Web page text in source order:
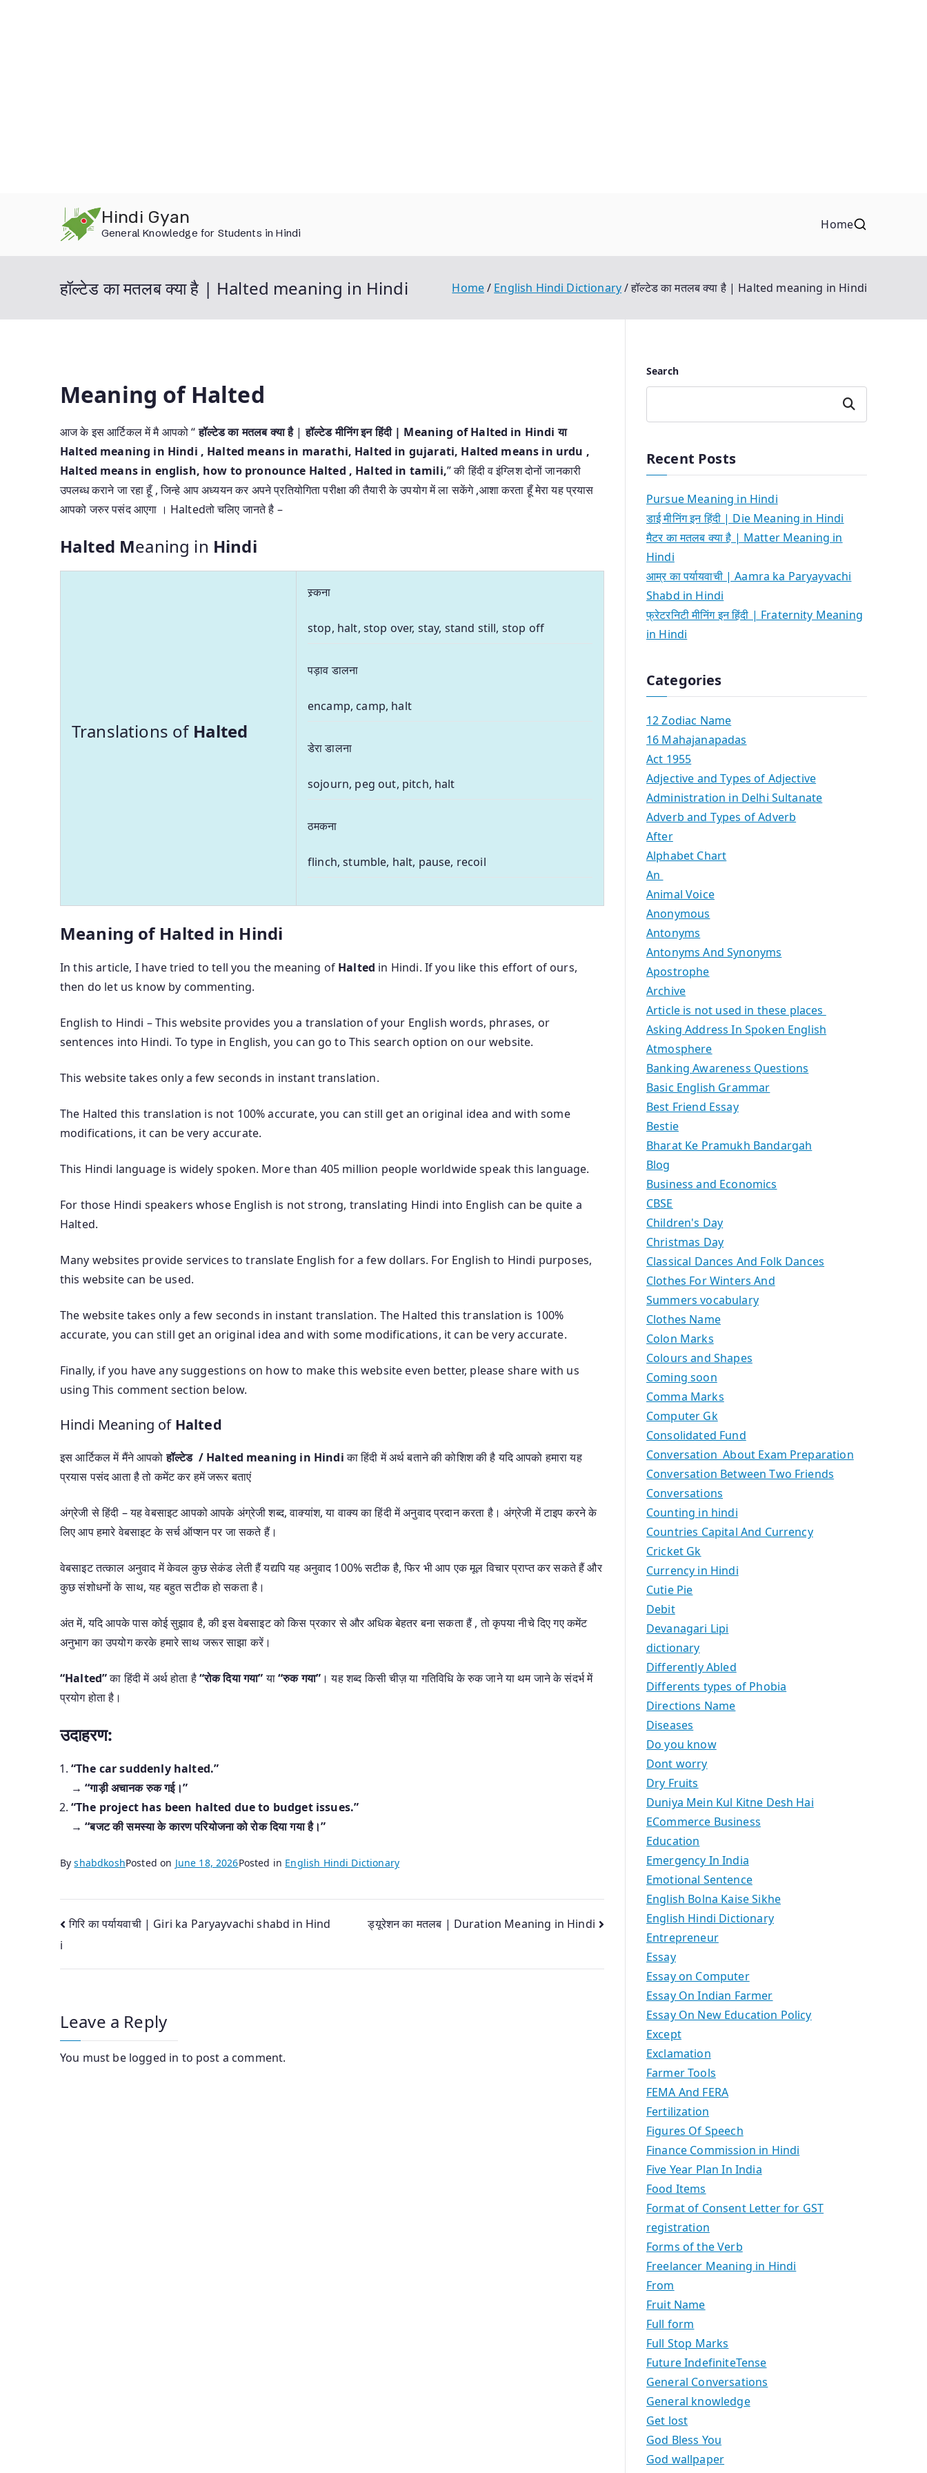
Hindi Gyan
General Knowledge for Students in Hindi
Home
हॉल्टेड का मतलब क्या है | Halted meaning in Hindi Home English Hindi Dictionary हॉल्टेड का मतलब क्या है | Halted meaning in Hindi
Meaning of Halted
आज के इस आर्टिकल में मै आपको “हॉल्टेड का मतलब क्या है|हॉल्टेड मीनिंग इन हिंदी | Meaning of Halted in Hindi या
Halted meaning in Hindi , Halted means in marathi, Halted in gujarati, Halted means in urdu ,
Halted means in english, how to pronounce Halted , Halted in tamili,” की हिंदी व इंग्लिश दोनों जानकारी
उपलब्ध कराने जा रहा हूँ , जिन्हे आप अध्ययन कर अपने प्रतियोगिता परीक्षा की तैयारी के उपयोग में ला सकेंगे ,आशा करता हूँ मेरा यह प्रयास
आपको जरुर पसंद आएगा । Haltedतो चलिए जानते है –
Halted Meaning in Hindi
Translations of Halted
स्र्कना
stop, halt, stop over, stay, stand still, stop off
पड़ाव डालना
encamp, camp, halt
डेरा डालना
sojourn, peg out, pitch, halt
ठमकना
flinch, stumble, halt, pause, recoil
Meaning of Halted in Hindi
In this article, I have tried to tell you the meaning of Halted in Hindi. If you like this effort of ours,
then do let us know by commenting.
English to Hindi – This website provides you a translation of your English words, phrases, or
sentences into Hindi. To type in English, you can go to This search option on our website.
This website takes only a few seconds in instant translation.
The Halted this translation is not 100% accurate, you can still get an original idea and with some
modifications, it can be very accurate.
This Hindi language is widely spoken. More than 405 million people worldwide speak this language.
For those Hindi speakers whose English is not strong, translating Hindi into English can be quite a
Halted.
Many websites provide services to translate English for a few dollars. For English to Hindi purposes,
this website can be used.
The website takes only a few seconds in instant translation. The Halted this translation is 100%
accurate, you can still get an original idea and with some modifications, it can be very accurate.
Finally, if you have any suggestions on how to make this website even better, please share with us
using This comment section below.
Hindi Meaning of Halted
इस आर्टिकल में मैंने आपकोहॉल्टेड / Halted meaning in Hindiका हिंदी में अर्थ बताने की कोशिश की है यदि आपको हमारा यह
प्रयास पसंद आता है तो कमेंट कर हमें जरूर बताएं
अंग्रेजी से हिंदी – यह वेबसाइट आपको आपके अंग्रेजी शब्द, वाक्यांश, या वाक्य का हिंदी में अनुवाद प्रदान करता है। अंग्रेजी में टाइप करने के
लिए आप हमारे वेबसाइट के सर्च ऑप्शन पर जा सकते हैं।
वेबसाइट तत्काल अनुवाद में केवल कुछ सेकंड लेती हैं यद्यपि यह अनुवाद 100% सटीक है, फिर भी आप एक मूल विचार प्राप्त कर सकते हैं और
कुछ संशोधनों के साथ, यह बहुत सटीक हो सकता है।
अंत में, यदि आपके पास कोई सुझाव है, की इस वेबसाइट को किस प्रकार से और अधिक बेहतर बना सकता हैं , तो कृपया नीचे दिए गए कमेंट
अनुभाग का उपयोग करके हमारे साथ जरूर साझा करें।
“Halted”का हिंदी में अर्थ होता है“रोक दिया गया”या“रुक गया” । यह शब्द किसी चीज़ या गतिविधि के रुक जाने या थम जाने के संदर्भ में
प्रयोग होता है।
उदाहरण:
“The car suddenly halted.”
→“गाड़ी अचानक रुक गई।”
“The project has been halted due to budget issues.”
→“बजट की समस्या के कारण परियोजना को रोक दिया गया है।”
ByshabdkoshPosted on June 18, 2026Posted in English Hindi Dictionary
Post
navigation
गिरि का पर्यायवाची | Giri ka Paryayvachi shabd in Hind
i
ड्यूरेशन का मतलब | Duration Meaning in Hindi
Leave a Reply
You must be logged in to post a comment.
Search
Search
Recent Posts
Pursue Meaning in Hindi
डाई मीनिंग इन हिंदी | Die Meaning in Hindi
मैटर का मतलब क्या है | Matter Meaning in
Hindi
आम्र का पर्यायवाची | Aamra ka Paryayvachi
Shabd in Hindi
फ्रेटरनिटी मीनिंग इन हिंदी | Fraternity Meaning
in Hindi
Categories
12 Zodiac Name
16 Mahajanapadas
Act 1955
Adjective and Types of Adjective
Administration in Delhi Sultanate
Adverb and Types of Adverb
After
Alphabet Chart
An
Animal Voice
Anonymous
Antonyms
Antonyms And Synonyms
Apostrophe
Archive
Article is not used in these places
Asking Address In Spoken English
Atmosphere
Banking Awareness Questions
Basic English Grammar
Best Friend Essay
Bestie
Bharat Ke Pramukh Bandargah
Blog
Business and Economics
CBSE
Children's Day
Christmas Day
Classical Dances And Folk Dances
Clothes For Winters And
Summers vocabulary
Clothes Name
Colon Marks
Colours and Shapes
Coming soon
Comma Marks
Computer Gk
Consolidated Fund
Conversation About Exam Preparation
Conversation Between Two Friends
Conversations
Counting in hindi
Countries Capital And Currency
Cricket Gk
Currency in Hindi
Cutie Pie
Debit
Devanagari Lipi
dictionary
Differently Abled
Differents types of Phobia
Directions Name
Diseases
Do you know
Dont worry
Dry Fruits
Duniya Mein Kul Kitne Desh Hai
ECommerce Business
Education
Emergency In India
Emotional Sentence
English Bolna Kaise Sikhe
English Hindi Dictionary
Entrepreneur
Essay
Essay on Computer
Essay On Indian Farmer
Essay On New Education Policy
Except
Exclamation
Farmer Tools
FEMA And FERA
Fertilization
Figures Of Speech
Finance Commission in Hindi
Five Year Plan In India
Food Items
Format of Consent Letter for GST
registration
Forms of the Verb
Freelancer Meaning in Hindi
From
Fruit Name
Full form
Full Stop Marks
Future IndefiniteTense
General Conversations
General knowledge
Get lost
God Bless You
God wallpaper